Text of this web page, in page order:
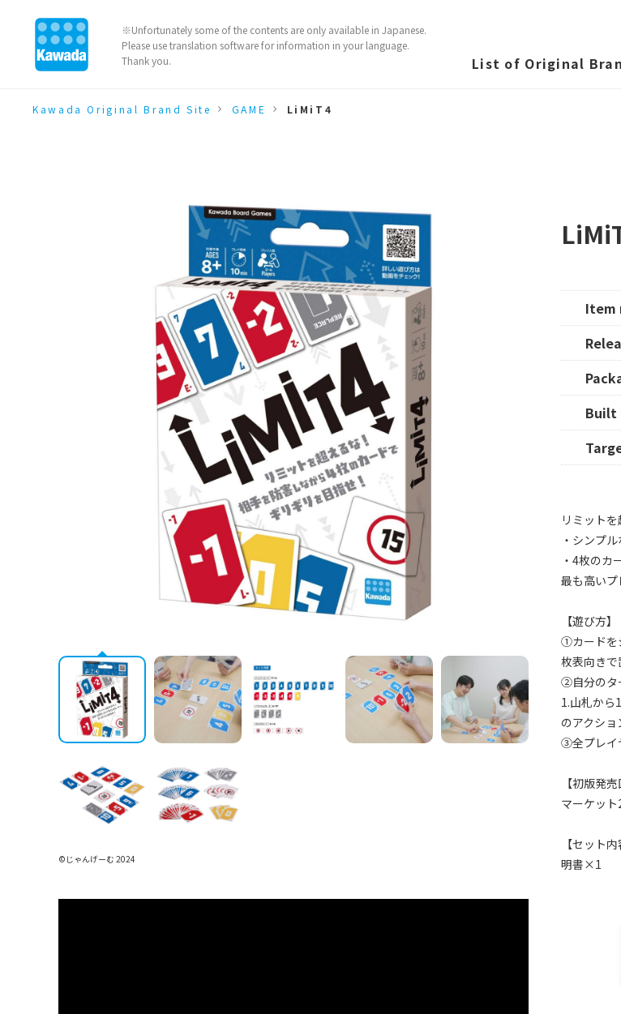
※Unfortunately some of the contents are only available in Japanese.
Please use translation software for information in your language.
Thank you.
List of Original
Kawada Original Brand Site GAME LiMiT4
©じゃんげーむ 2024
Item
Built
リミット
・シンプ
・4枚のカ
最も高いプ
【遊び方】
①カードを
枚表向きで
②自分のタ
1.山札から
のアクシ
③全プレイ
【初版発
マーケッ
【セット
明書×1